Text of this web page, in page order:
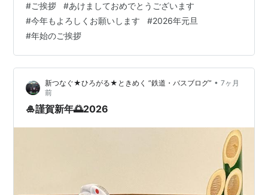
と…… 大吉でした＼(^o^)／ こいつぁ春から縁起がいいね
ぇ。
#ご挨拶 #あけましておめでとうございます
#今年もよろしくお願いします #2026年元旦
#年始のご挨拶
新つなぐ★ひろがる★ときめく ”鉄道・バスブログ” • 7ヶ月
前
🎍謹賀新年🌅2026